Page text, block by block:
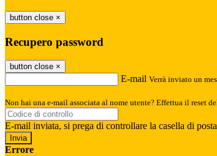
button close ×
Recupero password
button close ×
E-mail Verrà inviato un
Non hai una e-mail associata al nome utente? Effettua il reset
E-mail inviata, si prega di controllare la casella di
Errore